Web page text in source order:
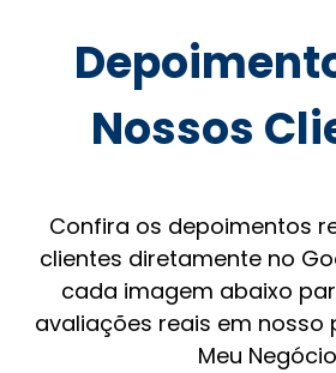
Nossos
Confira os depoimentos
clientes diretamente no
cada imagem abaixo
avaliações reais em nosso
Meu